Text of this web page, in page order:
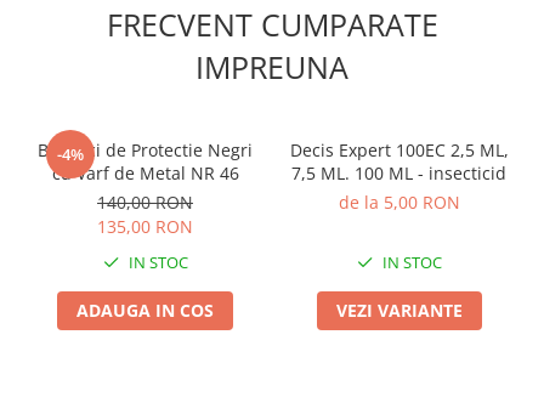
Lama motofierastrau / drujba
Masca de sudura & accesori
Motocoasa
Motocoasa si consumabile /
Rulete masurat
Sape/ Cazmale/ Lopeti
FRECVENT CUMPARATE
IMPREUNA
-4%
Bocanci de Protectie Negri
cu Varf de Metal NR 46
140,00 RON
135,00 RON
IN STOC
ADAUGA IN COS
Decis Expert 100EC 2,5 ML,
7,5 ML. 100 ML - insecticid
de la 5,00 RON
IN STOC
VEZI VARIANTE